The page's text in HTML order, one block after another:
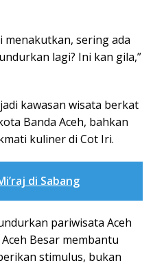
menakutkan, sering ada
lagi? Ini kan gila,”
kawasan wisata berkat
Banda Aceh, bahkan
kuliner di Cot Iri.
di Sabang
pariwisata Aceh
Besar membantu
stimulus, bukan